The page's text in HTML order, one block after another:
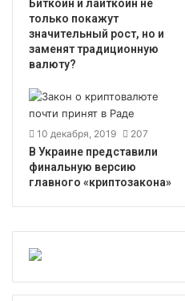
Биткоин и лайткоин не
только покажут
значительный рост, но и
заменят традиционную
валюту?
10 декабря, 2019 207
В Украине представили
финальную версию
главного «криптозакона»